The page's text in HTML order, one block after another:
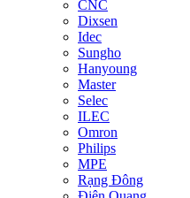
CNC
Dixsen
Idec
Sungho
Hanyoung
Master
Selec
ILEC
Omron
Philips
MPE
Rạng Đông